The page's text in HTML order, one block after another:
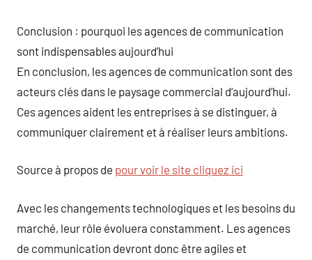
Conclusion : pourquoi les agences de communication
sont indispensables aujourd’hui
En conclusion, les agences de communication sont des
acteurs clés dans le paysage commercial d’aujourd’hui.
Ces agences aident les entreprises à se distinguer, à
communiquer clairement et à réaliser leurs ambitions.
Source à propos de pour voir le site cliquez ici
Avec les changements technologiques et les besoins du
marché, leur rôle évoluera constamment. Les agences
de communication devront donc être agiles et